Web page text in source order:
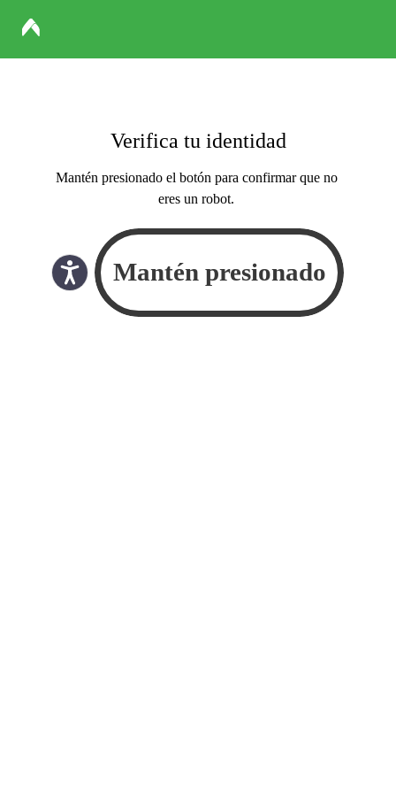
Verifica tu identidad
Mantén presionado el botón para confirmar que no
eres un robot.